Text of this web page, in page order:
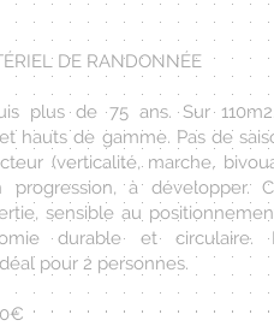
DE RANDONNÉE
plus de 75 ans. Sur
hauts de gamme. Pas de
(verticalité, marche,
progression, à développer.
sensible au
durable et circulaire.
pour 2 personnes.